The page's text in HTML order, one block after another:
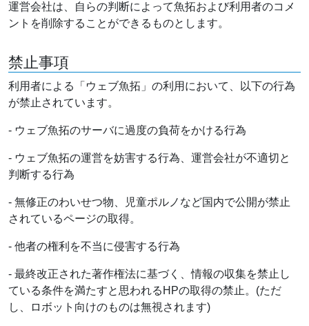
運営会社は、自らの判断によって魚拓および利用者のコメ
ントを削除することができるものとします。
禁止事項
利用者による「ウェブ魚拓」の利用において、以下の行為
が禁止されています。
- ウェブ魚拓のサーバに過度の負荷をかける行為
- ウェブ魚拓の運営を妨害する行為、運営会社が不適切と
判断する行為
- 無修正のわいせつ物、児童ポルノなど国内で公開が禁止
されているページの取得。
- 他者の権利を不当に侵害する行為
- 最終改正された著作権法に基づく、情報の収集を禁止し
ている条件を満たすと思われるHPの取得の禁止。(ただ
し、ロボット向けのものは無視されます)